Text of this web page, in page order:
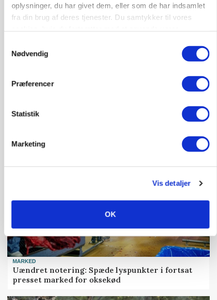
oplysninger, du har givet dem, eller som de har indsamlet
fra din brug af deres tjenester. Du samtykker til vores
Nødvendig
Præferencer
Statistik
Marketing
Vis detaljer
OK
KVÆG
Snart kan man søge tilskud til naturprojekter
Før såmaskinen kører: Her er efterårets største
MARKED
Uændret notering: Spæde lyspunkter i fortsat
presset marked for oksekød